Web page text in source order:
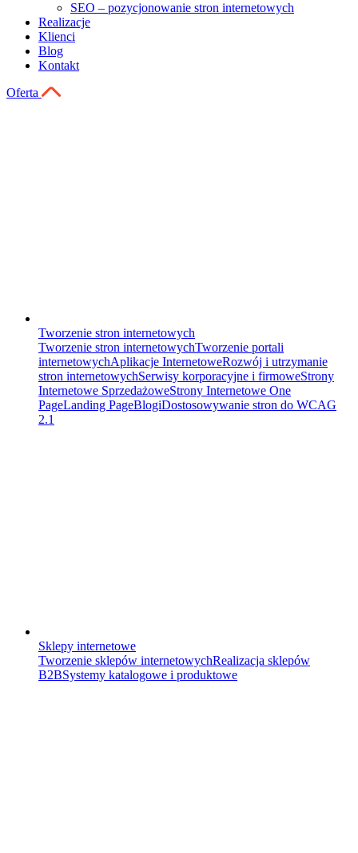
SEO – pozycjonowanie stron internetowych
Realizacje
Klienci
Blog
Kontakt
Oferta
Tworzenie stron internetowych
Tworzenie stron internetowychTworzenie portali
internetowychAplikacje InternetoweRozwój i utrzymanie
stron internetowychSerwisy korporacyjne i firmoweStrony
Internetowe SprzedażoweStrony Internetowe One
PageLanding PageBlogiDostosowywanie stron do WCAG
2.1
Sklepy internetowe
Tworzenie sklepów internetowychRealizacja sklepów
B2BSystemy katalogowe i produktowe